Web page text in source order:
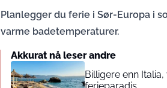
Planlegger du ferie i Sør-Europa i
varme badetemperaturer.
Akkurat nå leser andre
Billigere enn